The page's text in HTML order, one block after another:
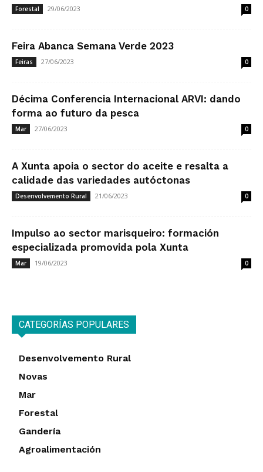
Forestal 29/06/2023 0
Feira Abanca Semana Verde 2023
Feiras 27/06/2023 0
Décima Conferencia Internacional ARVI: dando
forma ao futuro da pesca
Mar 27/06/2023 0
A Xunta apoia o sector do aceite e resalta a
calidade das variedades autóctonas
Desenvolvemento Rural 21/06/2023 0
Impulso ao sector marisqueiro: formación
especializada promovida pola Xunta
Mar 19/06/2023 0
CATEGORÍAS POPULARES
Desenvolvemento Rural
Novas
Mar
Forestal
Gandería
Agroalimentación